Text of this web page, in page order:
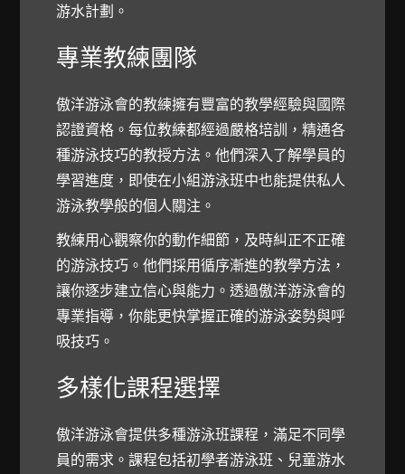
游水計劃。
專業教練團隊
傲洋游泳會的教練擁有豐富的教學經驗與國際
認證資格。每位教練都經過嚴格培訓，精通各
種游泳技巧的教授方法。他們深入了解學員的
學習進度，即使在小組游泳班中也能提供私人
游泳教學般的個人關注。
教練用心觀察你的動作細節，及時糾正不正確
的游泳技巧。他們採用循序漸進的教學方法，
讓你逐步建立信心與能力。透過傲洋游泳會的
專業指導，你能更快掌握正確的游泳姿勢與呼
吸技巧。
多樣化課程選擇
傲洋游泳會提供多種游泳班課程，滿足不同學
員的需求。課程包括初學者游泳班、兒童游水